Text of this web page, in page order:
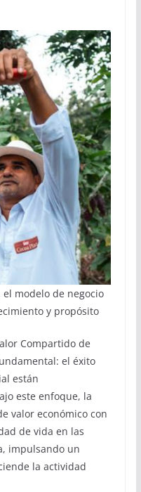
modelo de negocio
y propósito
Compartido de
el éxito
están
este enfoque, la
valor económico con
de vida en las
impulsando un
la actividad